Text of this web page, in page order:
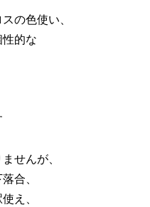
の色使い、
性的な
せんが、
合、
え、